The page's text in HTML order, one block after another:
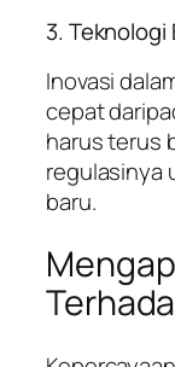
3. Teknologi
Inovasi
cepat
harus terus
regulasinya
baru.